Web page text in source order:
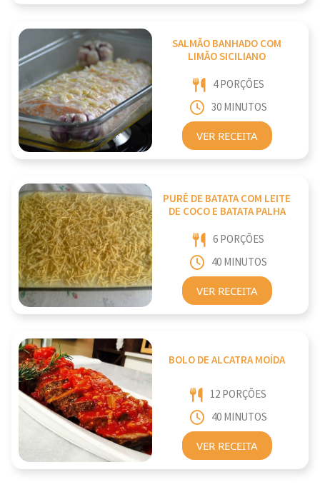
SALMÃO BANHADO COM
LIMÃO SICILIANO
4 PORÇÕES
30 MINUTOS
VER RECEITA
PURÊ DE BATATA COM LEITE
DE COCO E BATATA PALHA
6 PORÇÕES
40 MINUTOS
VER RECEITA
BOLO DE ALCATRA MOÍDA
12 PORÇÕES
40 MINUTOS
VER RECEITA